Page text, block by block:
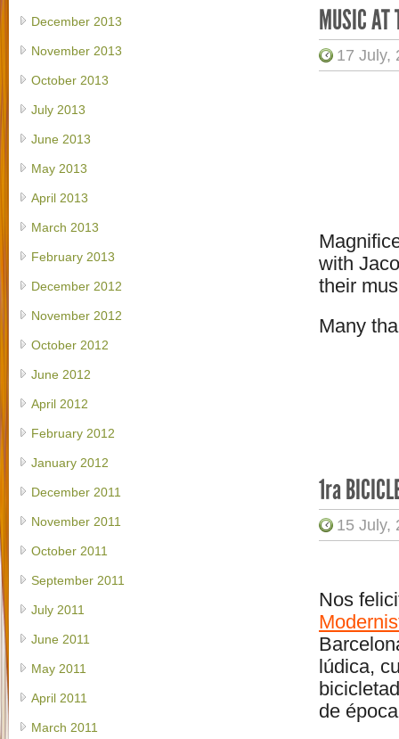
MUSIC AT
17 July,
with
their
Many
1ra
15 July,
Nos
lúdica,
de
December 2013
November 2013
October 2013
July 2013
June 2013
May 2013
April 2013
March 2013
February 2013
December 2012
November 2012
October 2012
June 2012
April 2012
February 2012
January 2012
December 2011
November 2011
October 2011
September 2011
July 2011
June 2011
May 2011
April 2011
March 2011